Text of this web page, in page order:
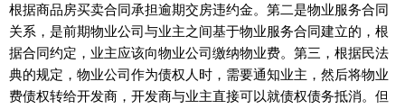
根据商品房买卖合同承担逾期交房违约金。第二是物业服务合同
关系，是前期物业公司与业主之间基于物业服务合同建立的，根
据合同约定，业主应该向物业公司缴纳物业费。第三，根据民法
典的规定，物业公司作为债权人时，需要通知业主，然后将物业
费债权转给开发商，开发商与业主直接可以就债权债务抵消。但